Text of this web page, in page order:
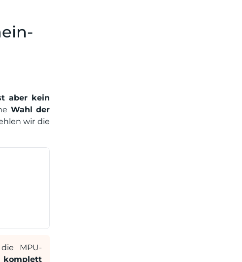
aber kein
Wahl der
wir die
MPU-
komplett